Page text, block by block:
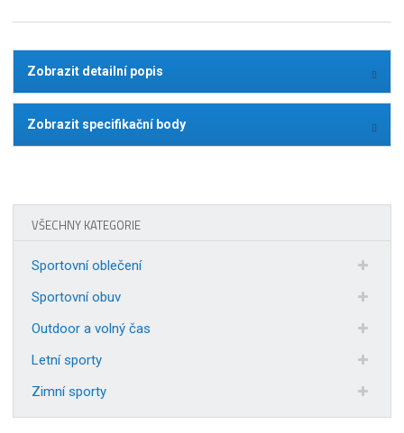
Zobrazit detailní popis
Zobrazit specifikační body
VŠECHNY KATEGORIE
Sportovní oblečení
Sportovní obuv
Outdoor a volný čas
Letní sporty
Zimní sporty